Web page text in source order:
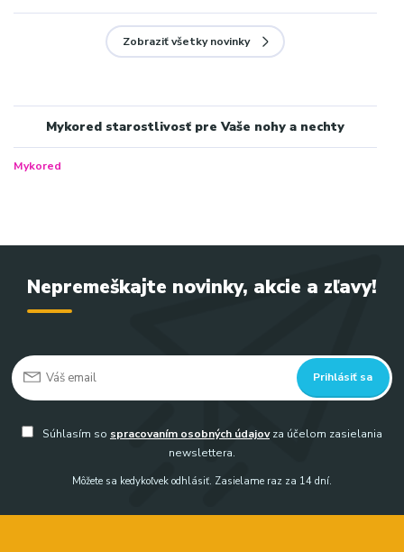
Zobraziť všetky novinky
Mykored starostlivosť pre Vaše nohy a nechty
Mykored
Nepremeškajte novinky, akcie a zľavy!
Prihlásiť sa
Súhlasím so spracovaním osobných údajovza účelom zasielania
newslettera.
Môžete sa kedykoľvek odhlásiť. Zasielame raz za 14 dní.